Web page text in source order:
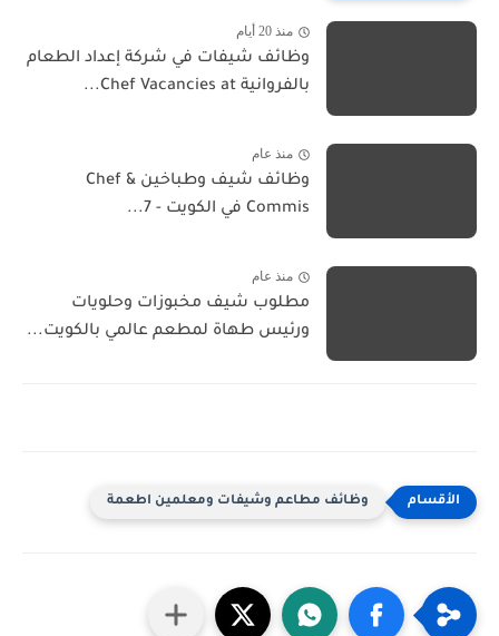
منذ 20 أيام
وظائف شيفات في شركة إعداد الطعام
بالفروانية Chef Vacancies at...
منذ عام
وظائف شيف وطباخين Chef &
Commis في الكويت - 7...
منذ عام
مطلوب شيف مخبوزات وحلويات
ورئيس طهاة لمطعم عالمي بالكويت...
وظائف مطاعم وشيفات ومعلمين اطعمة